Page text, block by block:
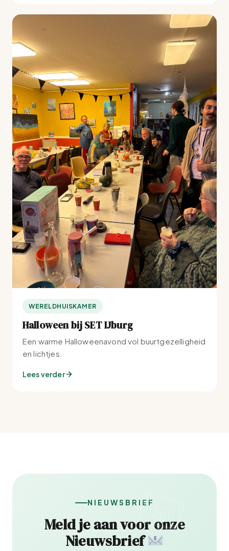
WERELDHUISKAMER
Halloween bij SET IJburg
Een warme Halloweenavond vol buurtgezelligheid
en lichtjes.
Lees verder
NIEUWSBRIEF
Meld je aan voor onze
Nieuwsbrief